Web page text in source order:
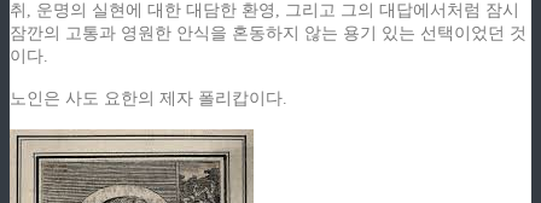
취, 운명의 실현에 대한 대담한 환영, 그리고 그의 대답에서처럼 잠시
잠깐의 고통과 영원한 안식을 혼동하지 않는 용기 있는 선택이었던 것
이다.
노인은 사도 요한의 제자 폴리캅이다.